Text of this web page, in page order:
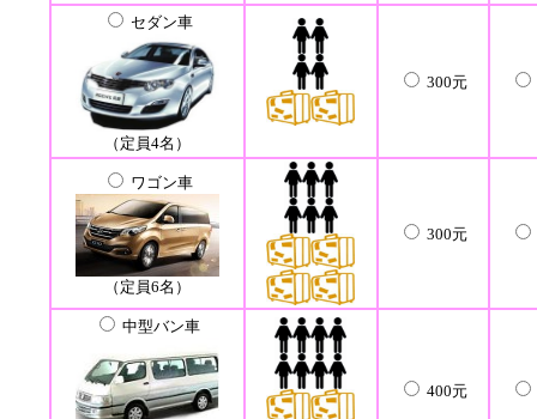
セダン車
（定員4名）
300元
ワゴン車
（定員6名）
300元
中型バン車
400元